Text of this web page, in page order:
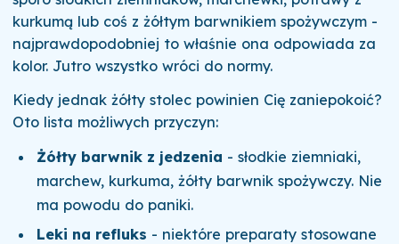
kurkumą lub coś z żółtym barwnikiem spożywczym -
najprawdopodobniej to właśnie ona odpowiada za
kolor. Jutro wszystko wróci do normy.
Kiedy jednak żółty stolec powinien Cię zaniepokoić?
Oto lista możliwych przyczyn:
Żółty barwnik z jedzenia - słodkie ziemniaki,
marchew, kurkuma, żółty barwnik spożywczy. Nie
ma powodu do paniki.
Leki na refluks - niektóre preparaty stosowane